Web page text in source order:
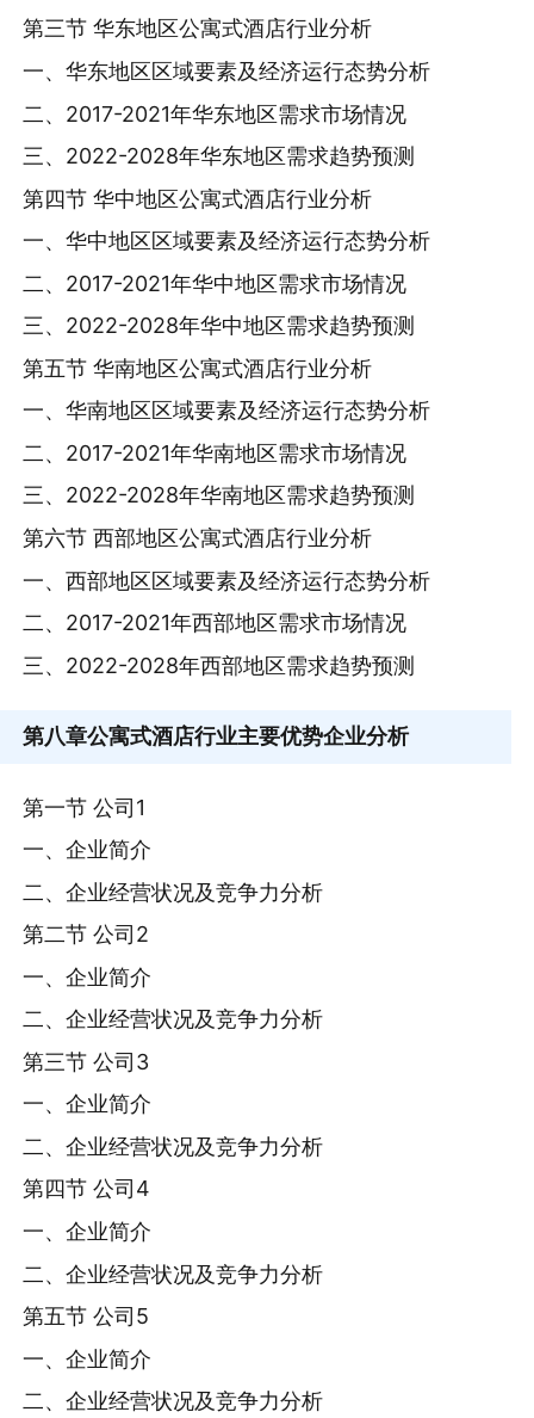
第三节 华东地区公寓式酒店行业分析
一、华东地区区域要素及经济运行态势分析
二、2017-2021年华东地区需求市场情况
三、2022-2028年华东地区需求趋势预测
第四节 华中地区公寓式酒店行业分析
一、华中地区区域要素及经济运行态势分析
二、2017-2021年华中地区需求市场情况
三、2022-2028年华中地区需求趋势预测
第五节 华南地区公寓式酒店行业分析
一、华南地区区域要素及经济运行态势分析
二、2017-2021年华南地区需求市场情况
三、2022-2028年华南地区需求趋势预测
第六节 西部地区公寓式酒店行业分析
一、西部地区区域要素及经济运行态势分析
二、2017-2021年西部地区需求市场情况
三、2022-2028年西部地区需求趋势预测
第八章公寓式酒店行业主要优势企业分析
第一节 公司1
一、企业简介
二、企业经营状况及竞争力分析
第二节 公司2
一、企业简介
二、企业经营状况及竞争力分析
第三节 公司3
一、企业简介
二、企业经营状况及竞争力分析
第四节 公司4
一、企业简介
二、企业经营状况及竞争力分析
第五节 公司5
一、企业简介
二、企业经营状况及竞争力分析